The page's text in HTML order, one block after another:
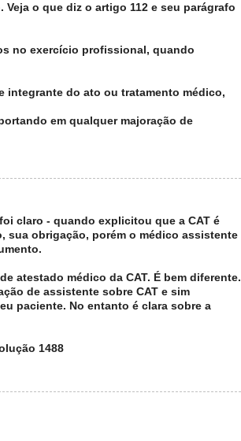
o que diz o artigo 112 e seu parágrafo
no exercício profissional, quando
integrante do ato ou tratamento médico,
em qualquer majoração de
claro - quando explicitou que a CAT é
sua obrigação, porém o médico assistente
atestado médico da CAT. É bem diferente.
de assistente sobre CAT e sim
paciente. No entanto é clara sobre a
1488